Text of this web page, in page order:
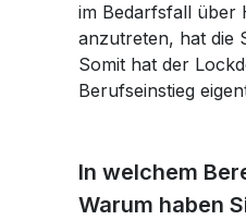
im Bedarfsfall über
anzutreten, hat die
Somit hat der
Berufseinstieg
In welchem
Warum haben